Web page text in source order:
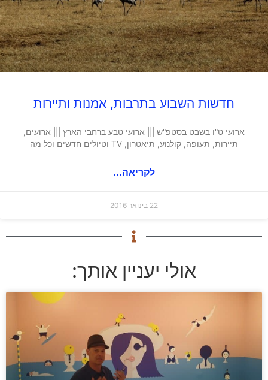
חדשות השבוע בתרבות, אמנות ותיירות
ארועי ט"ו בשבט בסטפ"ש ||| ארועי טבע ברחבי הארץ ||| ארועים,
תיירות, תעופה, קולנוע, תיאטרון, TV וטיולים חדשים וכל מה
לקריאה...
22 בינואר 2016
אולי יעניין אותך: